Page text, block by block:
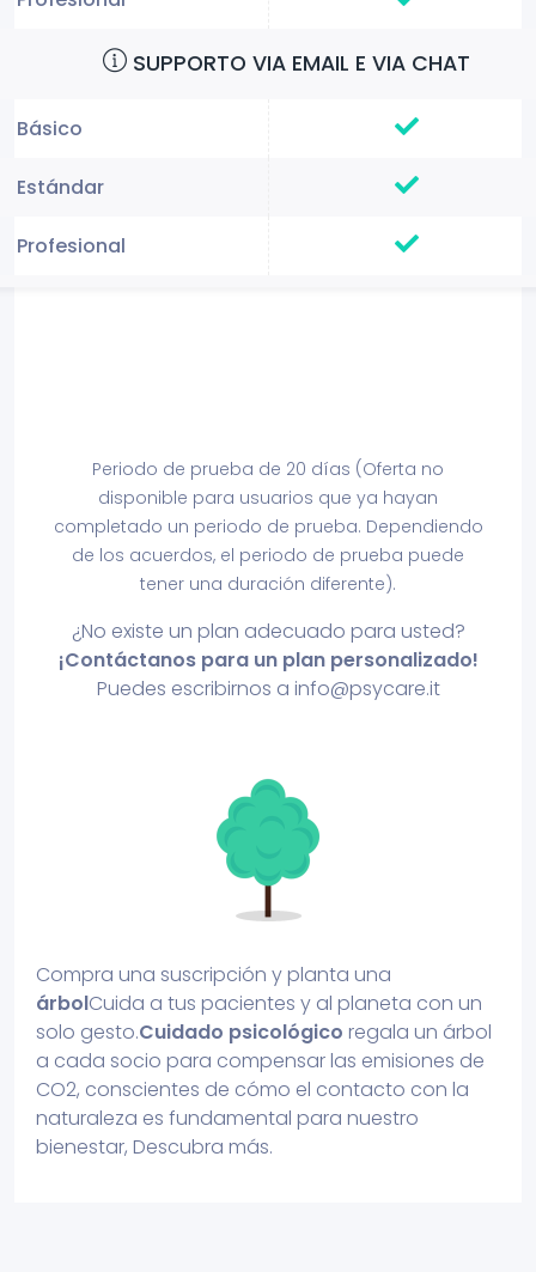
SUPPORTO VIA EMAIL E VIA CHAT
Periodo de prueba de 20 días (Oferta no
disponible para usuarios que ya hayan
completado un periodo de prueba. Dependiendo
de los acuerdos, el periodo de prueba puede
tener una duración diferente).
¿No existe un plan adecuado para usted?
¡Contáctanos para un plan personalizado!
Puedes escribirnos a info@psycare.it
Compra una suscripción y planta una
árbolCuida a tus pacientes y al planeta con un
solo gesto.Cuidado psicológico regala un árbol
a cada socio para compensar las emisiones de
CO2, conscientes de cómo el contacto con la
naturaleza es fundamental para nuestro
bienestar, Descubra más.